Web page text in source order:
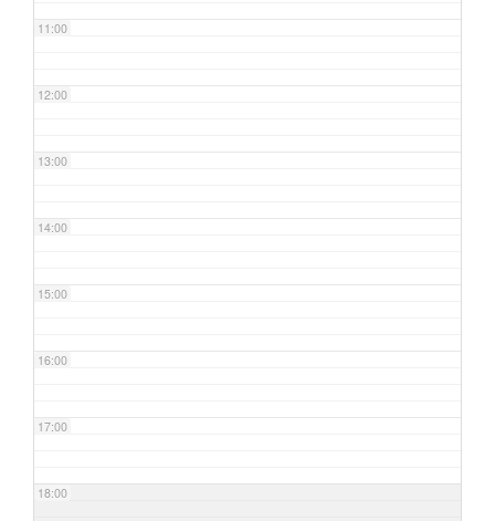
11:00
12:00
13:00
14:00
15:00
16:00
17:00
18:00